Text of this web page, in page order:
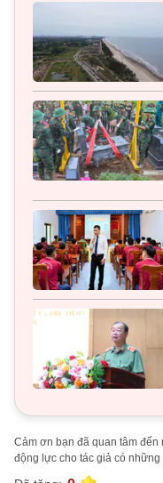
Cảm ơn bạn đã quan tâm đến
động lực cho tác giả có